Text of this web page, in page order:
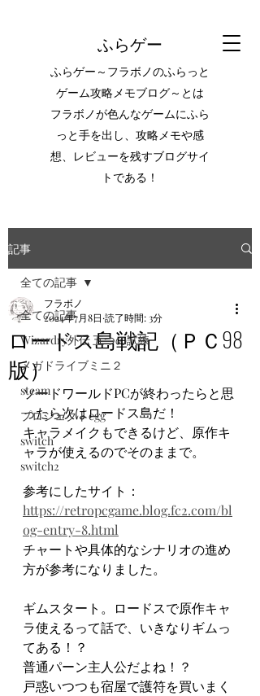
ふらゲー
ふらゲー～フラボノのふらっと
ゲーム攻略メモブログ～とは
フラボノが色んなゲームにふら
っと手を出し、攻略メモや感
想、レビューを残すブログサイ
トである！
記事
全ての記事
Wizardry外伝 五つの試練
メガドライブミニ２
steam
プロジェクトegg
switch
switch2
全ての記事
ロードス島戦記（ＰＣ98
版）
フラボノ
2024年7月8日 読了時間: 3分
ソードワールドPCが終わったらと思
ったら次はロードス島だ！
キャラメイクもできるけど、原作キ
ャラが使えるのでそのままで。
参考にしたサイト：
https://retropcgame.blog.fc2.com/bl
og-entry-8.html
チャートや具体的なシナリオの進め
方が参考になりました。
ギムスタート。ロードスで原作キャ
ラ使えるって話で、いきなりギムっ
てある！？
普通パーン主人公だよね！？
戸惑いつつも宿屋で護符を買いまく